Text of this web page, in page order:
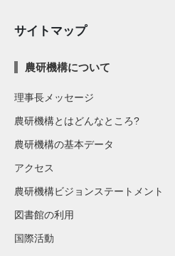
サイトマップ
農研機構について
理事長メッセージ
農研機構とはどんなところ?
農研機構の基本データ
アクセス
農研機構ビジョンステートメント
図書館の利用
国際活動